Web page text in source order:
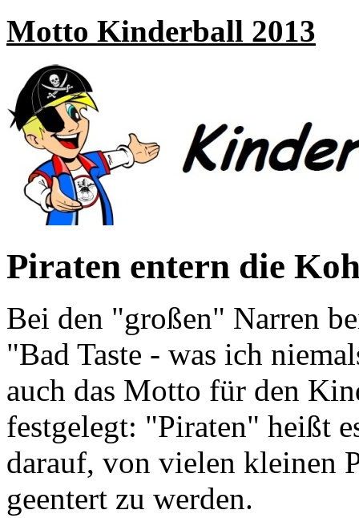
Motto Kinderball 2013
Piraten entern die
Bei den "großen" Narren
"Bad Taste - was ich
auch das Motto für den
festgelegt: "Piraten" heißt
darauf, von vielen kleinen
geentert zu werden.